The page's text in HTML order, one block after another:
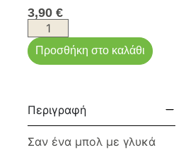
3,90 €
Προσθήκη στο καλάθι
Περιγραφή
Σαν ένα μπολ με γλυκά